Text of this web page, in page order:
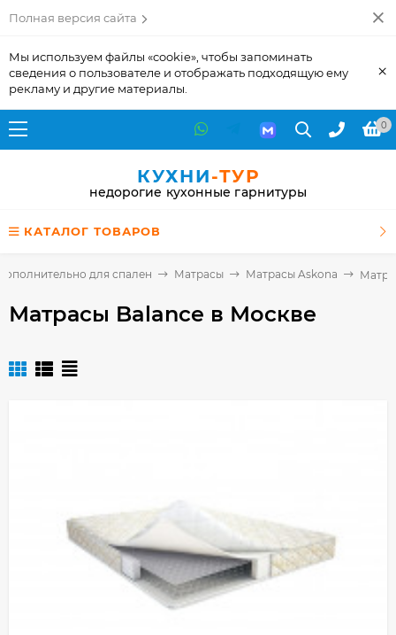
Полная версия сайта
Мы используем файлы «cookie», чтобы запоминать
сведения о пользователе и отображать подходящую ему
рекламу и другие материалы.
×
0
КУХНИ-ТУР
недорогие кухонные гарнитуры
КАТАЛОГ ТОВАРОВ
для спален Матрасы Матрасы Askona
Матрасы Balance в Москве